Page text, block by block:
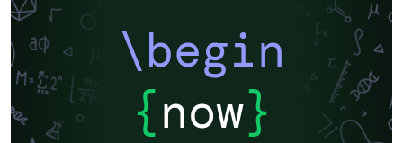
\begin
{now}